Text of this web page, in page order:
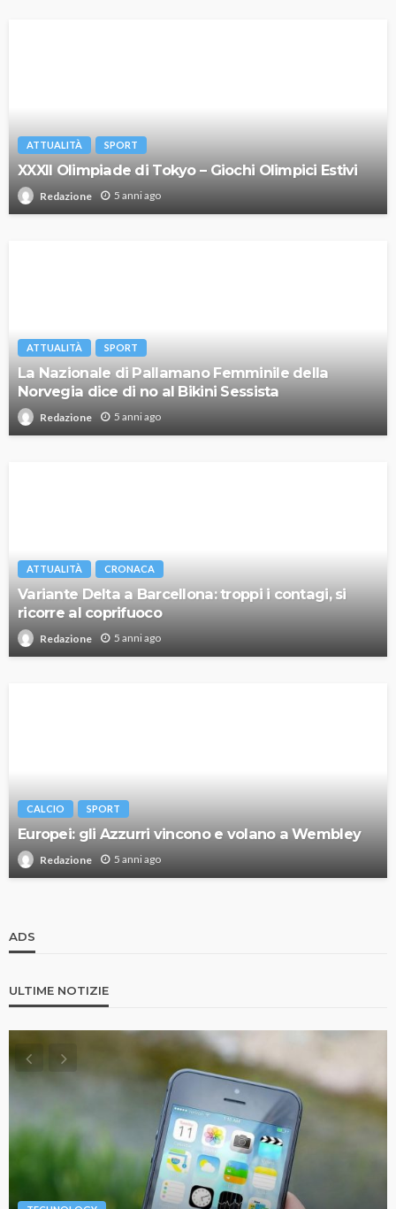
ATTUALITÀ SPORT
XXXII Olimpiade di Tokyo – Giochi Olimpici Estivi
Redazione 5 anni ago
ATTUALITÀ SPORT
La Nazionale di Pallamano Femminile della
Norvegia dice di no al Bikini Sessista
Redazione 5 anni ago
ATTUALITÀ CRONACA
Variante Delta a Barcellona: troppi i contagi, si
ricorre al coprifuoco
Redazione 5 anni ago
CALCIO SPORT
Europei: gli Azzurri vincono e volano a Wembley
Redazione 5 anni ago
ADS
ULTIME NOTIZIE